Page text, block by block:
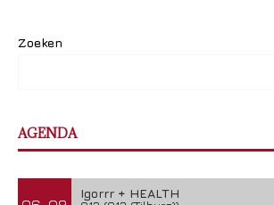
Zoeken
AGENDA
Igorrr + HEALTH